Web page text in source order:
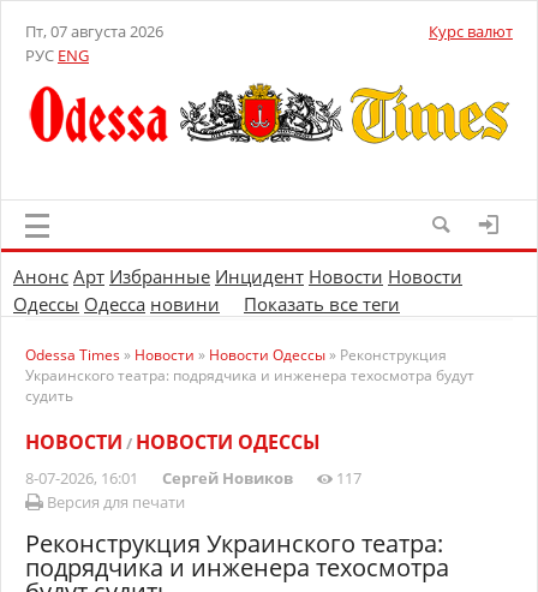
Пт, 07 августа 2026
РУС ENG
Курс валют
Анонс Арт Избранные Инцидент Новости Новости
Одессы Одесса новини Показать все теги
Odessa Times» Новости » Новости Одессы» Реконструкция
Украинского театра: подрядчика и инженера техосмотра будут
судить
НОВОСТИ / НОВОСТИ ОДЕССЫ
8-07-2026, 16:01 Сергей Новиков
117
Версия для печати
Реконструкция Украинского театра:
подрядчика и инженера техосмотра